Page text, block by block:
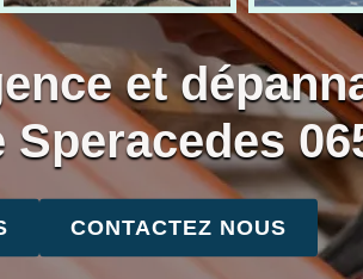
et
CONTACTEZ NOUS